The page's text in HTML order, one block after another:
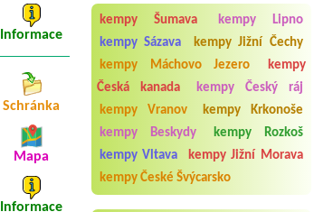
1x Stellplatz mit Stromanschluss
Termín od 2026-07-22 |Autokemp
Kraskov
4L
Termín od 2026-07-24 |Autocamp
Ostende
1 bungalow 2Erw. 1 Kind
Termín od 2026-07-25 | Camping
Mlýn Boskovice
1 stan pro 2 osoby
kempy Šumava
kempy Lipno
kempy Sázava
kempy Jižní Čechy
kempy Máchovo Jezero
kempy
Česká kanada
kempy Český ráj
kempy Vranov
kempy Krkonoše
kempy Beskydy
kempy Rozkoš
kempy Vltava
kempy Jižní Morava
kempy České Švýcarsko
Informace
Schránka
Mapa
Informace